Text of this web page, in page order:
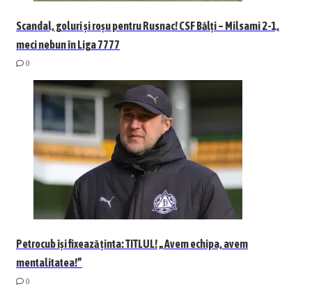
Scandal, goluri și roșu pentru Rusnac! CSF Bălți – Milsami 2-1,
meci nebun în Liga 7777
0
Petrocub își fixează ținta: TITLUL! „Avem echipa, avem
mentalitatea!”
0